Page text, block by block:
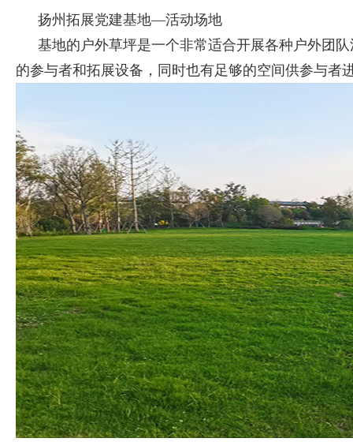
扬州拓展党建基地—活动场地
基地的户外草坪是一个非常适合开展各种户外团
的参与者和拓展设备，同时也有足够的空间供参与者